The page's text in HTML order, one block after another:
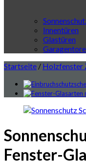
Innentüren
Glastüren
Garagentore
Startseite / Holzfenster
Fenster-